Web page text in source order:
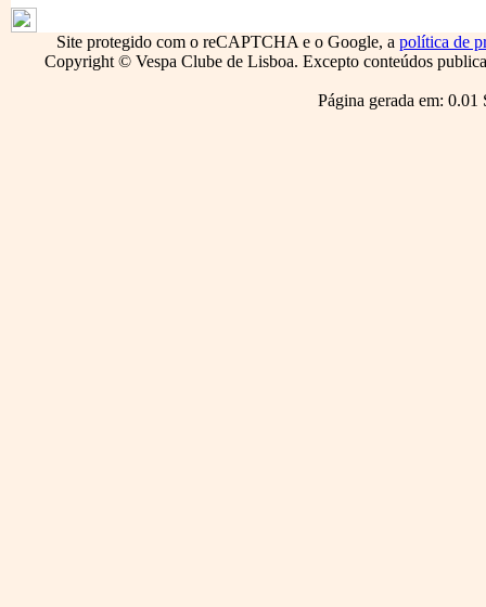
Site protegido com o reCAPTCHA e o Google, a política de
Copyright © Vespa Clube de Lisboa. Excepto conteúdos
Página gerada em: 0.01